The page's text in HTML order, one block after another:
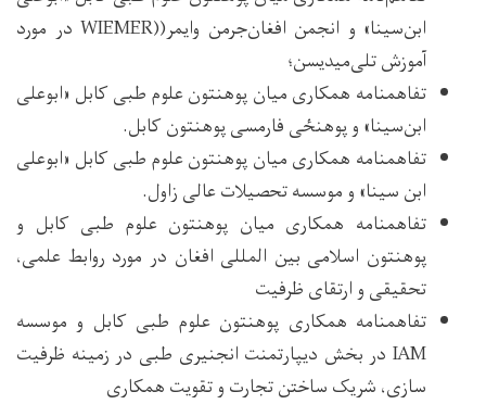
ابن‌سینا» و انجمن افغان‌جرمن وایمر((WIEMER در مورد
آموزش تلی‌میدیسن؛
تفاهم‏نامه همکاری میان پوهنتون علوم طبی کابل «ابوعلی
ابن‌سینا» و پوهنځی فارمسی پوهنتون کابل.
تفاهم‏نامه همکاری میان پوهنتون علوم طبی کابل «ابوعلی
ابن سینا» و موسسه تحصیلات عالی زاول.
تفاهم‏نامه همکاری میان پوهنتون علوم طبی کابل و
پوهنتون اسلامی بین المللی افغان در مورد روابط علمی،
تحقیقی و ارتقای ظرفیت
تفاهم‏نامه همکاری پوهنتون علوم طبی کابل و موسسه
IAM در بخش دیپارتمنت انجنیری طبی در زمینه ظرفیت
سازی، شریک ساختن تجارت و تقویت همکاری